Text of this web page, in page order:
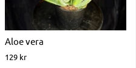
Aloe vera
129 kr